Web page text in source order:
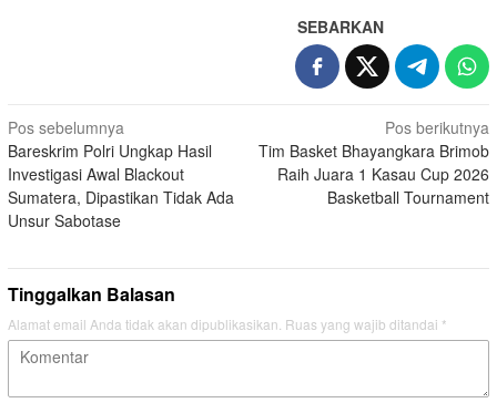
SEBARKAN
Navigasi
pos
Pos sebelumnya
Bareskrim Polri Ungkap Hasil
Investigasi Awal Blackout
Sumatera, Dipastikan Tidak Ada
Unsur Sabotase
Pos berikutnya
Tim Basket Bhayangkara Brimob
Raih Juara 1 Kasau Cup 2026
Basketball Tournament
Tinggalkan Balasan
Alamat email Anda tidak akan dipublikasikan. Ruas yang wajib ditandai *